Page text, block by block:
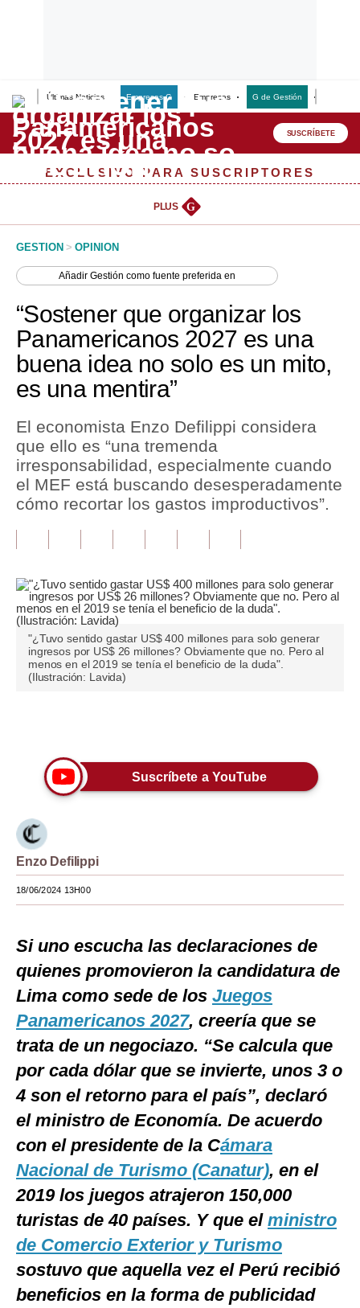
Últimas Noticias Empresas G Empresas G de Gestión
Lo último
Peru Quiosco
Management & Empleo
Perú
Política
Tu Dinero
Finanzas Personales
Inmobiliarias
Plus G
Editorial
Pregunta de hoy
Blogs
Tendencias
Lujo
Estilos
EEUU
México
España
Tecnología
Club del Suscriptor
Mix
G de Gestión
Notas Contratadas
Podcast
Gestión TV
Videos
Fotogalerías
gestion.pe
SUSCRÍBETE
EXCLUSIVO PARA SUSCRIPTORES
PLUS G
GESTION > OPINION
AñadirGestión como fuente preferida en
“Sostener que organizar los
Panamericanos 2027 es una
buena idea no solo es un mito,
es una mentira”
El economista Enzo Defilippi considera
que ello es “una tremenda
irresponsabilidad, especialmente cuando
el MEF está buscando desesperadamente
cómo recortar los gastos improductivos”.
"¿Tuvo sentido gastar US$ 400 millones para solo generar
ingresos por US$ 26 millones? Obviamente que no. Pero al
menos en el 2019 se tenía el beneficio de la duda".
(Ilustración: Lavida)
Suscríbete a YouTube
Enzo Defilippi
18/06/2024 13H00
Si uno escucha las declaraciones de
quienes promovieron la candidatura de
Lima como sede de los Juegos
Panamericanos 2027, creería que se
trata de un negociazo. “Se calcula que
por cada dólar que se invierte, unos 3 o
4 son el retorno para el país”, declaró
el ministro de Economía. De acuerdo
con el presidente de la Cámara
Nacional de Turismo (Canatur), en el
2019 los juegos atrajeron 150,000
turistas de 40 países. Y que el ministro
de Comercio Exterior y Turismo
sostuvo que aquella vez el Perú recibió
beneficios en la forma de publicidad